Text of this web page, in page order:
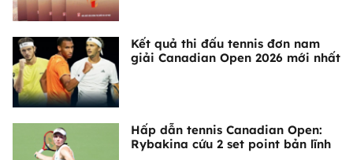
Kết quả thi đấu tennis đơn nam
giải Canadian Open 2026 mới nhất
Hấp dẫn tennis Canadian Open:
Rybakina cứu 2 set point bản lĩnh